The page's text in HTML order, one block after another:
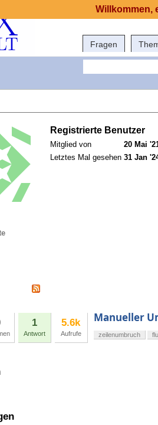
Fragen
Registrierte Benutzer
Mitglied von
20 Mai
Letztes Mal gesehen 31 Jan
1
Antwort
5.6k
Aufrufe
Manueller
zeilenumbruch
Willkommen,